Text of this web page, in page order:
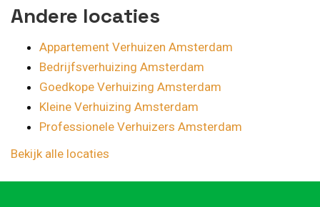
Andere locaties
Appartement Verhuizen Amsterdam
Bedrijfsverhuizing Amsterdam
Goedkope Verhuizing Amsterdam
Kleine Verhuizing Amsterdam
Professionele Verhuizers Amsterdam
Bekijk alle locaties